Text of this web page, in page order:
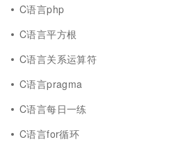
C语言php
C语言平方根
C语言关系运算符
C语言pragma
C语言每日一练
C语言for循环